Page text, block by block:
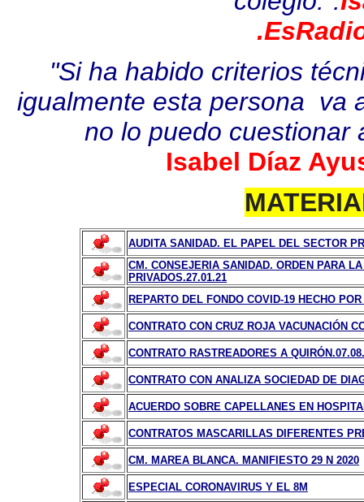
"Si ha habido criterios
igualmente esta persona va
no lo puedo cuestionar
Isabel Díaz
AUDITA SANIDAD. EL PAPEL DEL SECTOR
CM. CONSEJERIA SANIDAD. ORDEN PARA
PRIVADOS.27.01.21
REPARTO DEL FONDO COVID-19 HECHO
CONTRATO CON CRUZ ROJA VACUNACIÓN
CONTRATO RASTREADORES A
CONTRATO CON ANALIZA SOCIEDAD DE
ACUERDO SOBRE CAPELLANES EN
CONTRATOS MASCARILLAS DIFERENTES
CM. MAREA BLANCA. MANIFIESTO 29 N 2020
ESPECIAL CORONAVIRUS Y EL 8M